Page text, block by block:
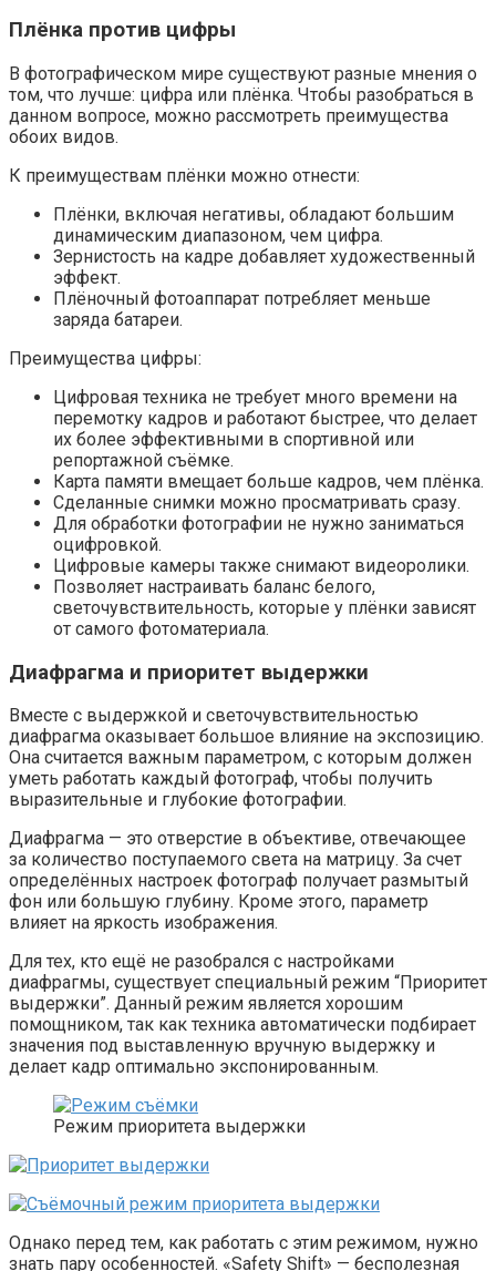
Плёнка против цифры
В фотографическом мире существуют разные мнения о
том, что лучше: цифра или плёнка. Чтобы разобраться в
данном вопросе, можно рассмотреть преимущества
обоих видов.
К преимуществам плёнки можно отнести:
Плёнки, включая негативы, обладают большим
динамическим диапазоном, чем цифра.
Зернистость на кадре добавляет художественный
эффект.
Плёночный фотоаппарат потребляет меньше
заряда батареи.
Преимущества цифры:
Цифровая техника не требует много времени на
перемотку кадров и работают быстрее, что делает
их более эффективными в спортивной или
репортажной съёмке.
Карта памяти вмещает больше кадров, чем плёнка.
Сделанные снимки можно просматривать сразу.
Для обработки фотографии не нужно заниматься
оцифровкой.
Цифровые камеры также снимают видеоролики.
Позволяет настраивать баланс белого,
светочувствительность, которые у плёнки зависят
от самого фотоматериала.
Диафрагма и приоритет выдержки
Вместе с выдержкой и светочувствительностью
диафрагма оказывает большое влияние на экспозицию.
Она считается важным параметром, с которым должен
уметь работать каждый фотограф, чтобы получить
выразительные и глубокие фотографии.
Диафрагма — это отверстие в объективе, отвечающее
за количество поступаемого света на матрицу. За счет
определённых настроек фотограф получает размытый
фон или большую глубину. Кроме этого, параметр
влияет на яркость изображения.
Для тех, кто ещё не разобрался с настройками
диафрагмы, существует специальный режим “Приоритет
выдержки”. Данный режим является хорошим
помощником, так как техника автоматически подбирает
значения под выставленную вручную выдержку и
делает кадр оптимально экспонированным.
Режим приоритета выдержки
Однако перед тем, как работать с этим режимом, нужно
знать пару особенностей. «Safety Shift» — бесполезная